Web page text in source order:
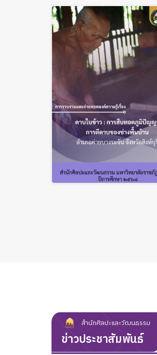
สำนักศิลปะและวัฒนธรรม
ข่าวประชาสัมพันธ์